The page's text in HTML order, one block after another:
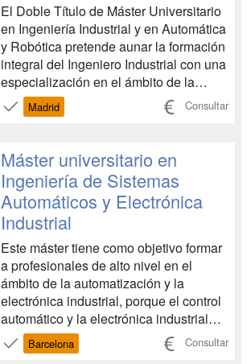
El Doble Título de Máster Universitario
en Ingeniería Industrial y en Automática
y Robótica pretende aunar la formación
integral del Ingeniero Industrial con una
especialización en el ámbito de la
Automática y la Robótica, campos
tecnológicos en constante evolución
otras tecnologías y disciplinas
científicas. El...
Madrid Consultar
Máster universitario en
Ingeniería de Sistemas
Automáticos y Electrónica
Industrial
Este máster tiene como objetivo formar
a profesionales de alto nivel en el
ámbito de la automatización y la
electrónica industrial, porque el control
automático y la electrónica industrial
son unas tecnologías críticas,
fundamentales para el desarrollo de
Barcelona Consultar